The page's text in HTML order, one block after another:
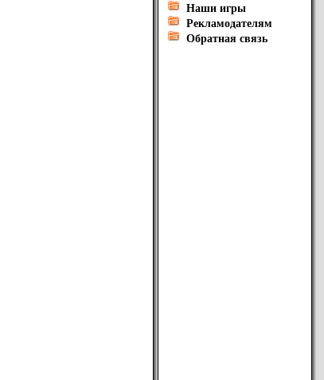
Наши игры
Рекламодателям
Обратная связь